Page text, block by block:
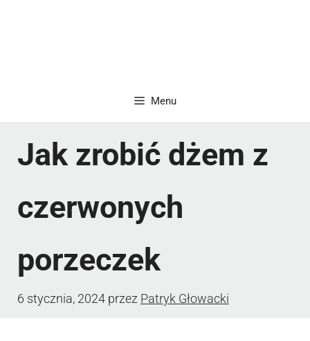
Menu
Jak zrobić dżem z
czerwonych
porzeczek
6 stycznia, 2024 przez Patryk Głowacki